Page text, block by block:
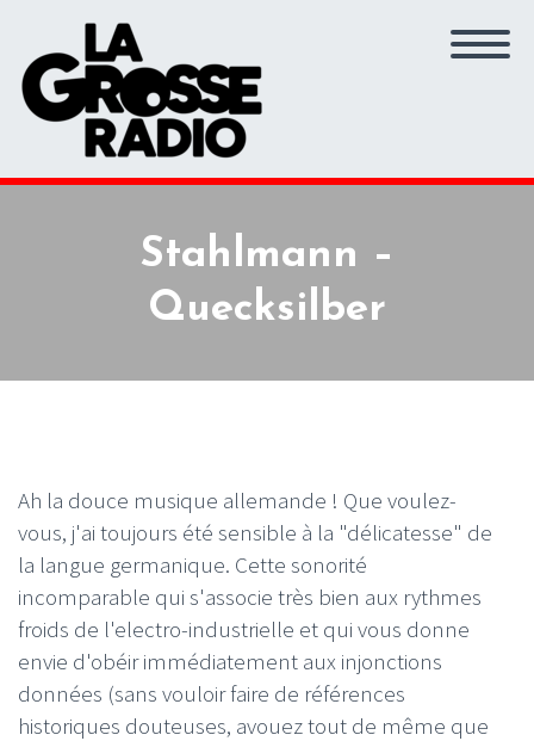
Stahlmann –
Quecksilber
Ah la douce musique allemande ! Que voulez-
vous, j'ai toujours été sensible à la "délicatesse" de
la langue germanique. Cette sonorité
incomparable qui s'associe très bien aux rythmes
froids de l'electro-industrielle et qui vous donne
envie d'obéir immédiatement aux injonctions
données (sans vouloir faire de références
historiques douteuses, avouez tout de même que